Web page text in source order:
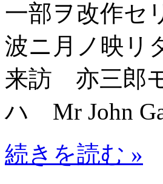
一部ヲ改作
波ニ月ノ映リ
来訪 亦三郎
ハ Mr John
続きを読む »